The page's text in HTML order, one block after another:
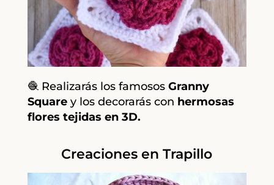
🧶 Realizarás los famosos Granny
Squarey los decorarás con hermosas
flores tejidas en 3D.
Creaciones en Trapillo